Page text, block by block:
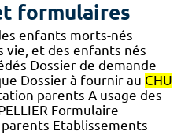
formulaires
enfants morts-nés
vie, et des enfants nés
Dossier de demande
Dossier à fournir au CHU
parents A usage des
Formulaire
Etablissements